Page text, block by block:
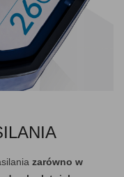
zarówno w